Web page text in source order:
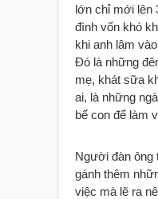
lớn chỉ mới lên
đình vốn khó
khi anh lâm
Đó là những
mẹ, khát sữa
ai, là những
bế con để làm
Người đàn ông
gánh thêm
việc mà lẽ ra